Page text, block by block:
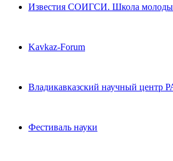
Известия СОИГСИ. Школа
Kavkaz-Forum
Владикавказский научный центр
Фестиваль науки